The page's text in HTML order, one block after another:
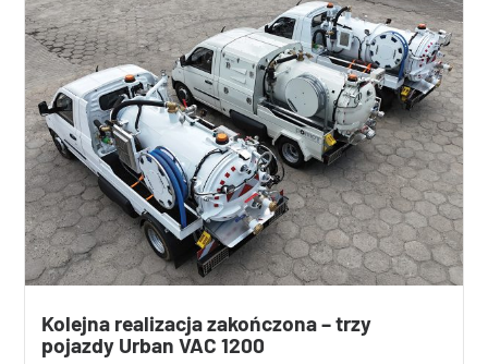
Kolejna realizacja zakończona – trzy
pojazdy Urban VAC 1200